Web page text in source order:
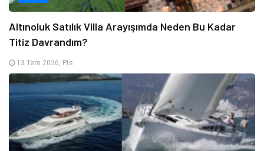
Altınoluk Satılık Villa Arayışımda Neden Bu Kadar
Titiz Davrandım?
13 Tem 2026, Pts